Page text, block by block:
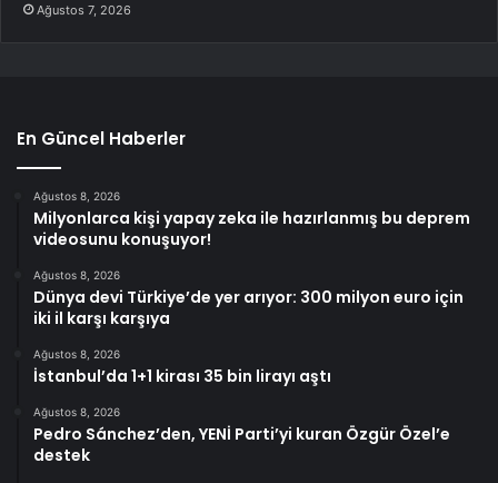
Ağustos 7, 2026
En Güncel Haberler
Ağustos 8, 2026
Milyonlarca kişi yapay zeka ile hazırlanmış bu deprem
videosunu konuşuyor!
Ağustos 8, 2026
Dünya devi Türkiye’de yer arıyor: 300 milyon euro için
iki il karşı karşıya
Ağustos 8, 2026
İstanbul’da 1+1 kirası 35 bin lirayı aştı
Ağustos 8, 2026
Pedro Sánchez’den, YENİ Parti’yi kuran Özgür Özel’e
destek